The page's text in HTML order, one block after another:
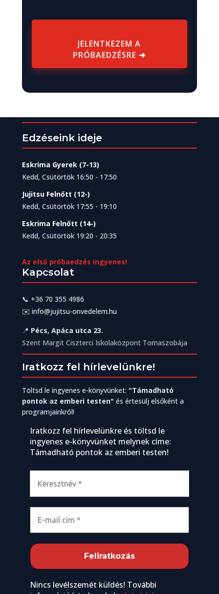
JELENTKEZEM A
PRÓBAEDZÉSRE ➔
Edzéseink ideje
Eskrima Gyerek (7-13)
Kedd, Csütörtök 16:50 - 17:50
Jujitsu Felnőtt (12-)
Kedd, Csütörtök 17:55 - 19:10
Eskrima Felnőtt (14-)
Kedd, Csütörtök 19:20 - 20:35
Az első próbaedzés ingyenes!
Kapcsolat
📞 +36 70 355 4986
✉️ info@jujitsu-onvedelem.hu
📍 Pécs, Apáca utca 23.
Szent Margit Ciszterci Iskolaközpont Tornaszobája
Iratkozz fel hírlevelünkre!
Töltsd le ingyenes e-könyvünket: "Támadható
pontok az emberi testen" és értesülj elsőként a
programjainkról!
Iratkozz fel hírlevelünkre és töltsd le
ingyenes e-könyvünket melynek címe:
Támadható pontok az emberi testen!
Nincs levélszemét küldés! További